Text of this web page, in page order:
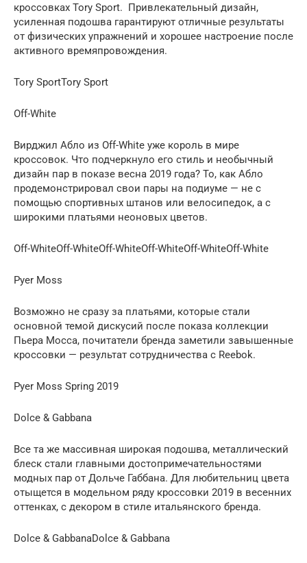
кроссовках Tory Sport. Привлекательный дизайн,
усиленная подошва гарантируют отличные результаты
от физических упражнений и хорошее настроение после
активного времяпровождения.
Tory SportTory Sport
Off-White
Вирджил Абло из Off-White уже король в мире
кроссовок. Что подчеркнуло его стиль и необычный
дизайн пар в показе весна 2019 года? То, как Абло
продемонстрировал свои пары на подиуме — не с
помощью спортивных штанов или велосипедок, а с
широкими платьями неоновых цветов.
Off-WhiteOff-WhiteOff-WhiteOff-WhiteOff-WhiteOff-White
Pyer Moss
Возможно не сразу за платьями, которые стали
основной темой дискусий после показа коллекции
Пьера Мосса, почитатели бренда заметили завышенные
кроссовки — результат сотрудничества с Reebok.
Pyer Moss Spring 2019
Dolce & Gabbanа
Все та же массивная широкая подошва, металлический
блеск стали главными достопримечательностями
модных пар от Дольче Габбана. Для любительниц цвета
отыщется в модельном ряду кроссовки 2019 в весенних
оттенках, с декором в стиле итальянского бренда.
Dolce & GabbanaDolce & Gabbana